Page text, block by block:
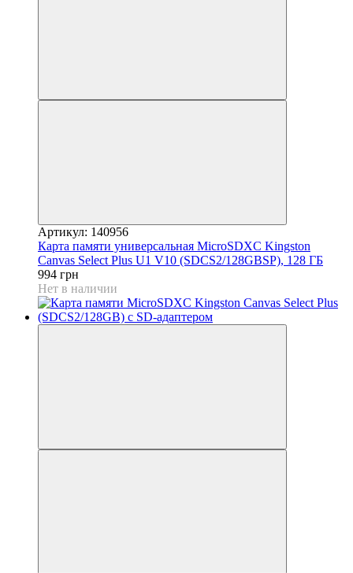
Артикул: 140956
Карта памяти универсальная MicroSDXC Kingston
Canvas Select Plus U1 V10 (SDCS2/128GBSP), 128 ГБ
994 грн
Нет в наличии